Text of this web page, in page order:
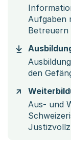
Aufgaben
Betreuern
den
Aus- und